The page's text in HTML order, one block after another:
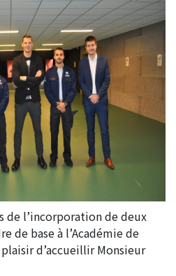
de l’incorporation de deux
de base à l’Académie de
d’accueillir Monsieur